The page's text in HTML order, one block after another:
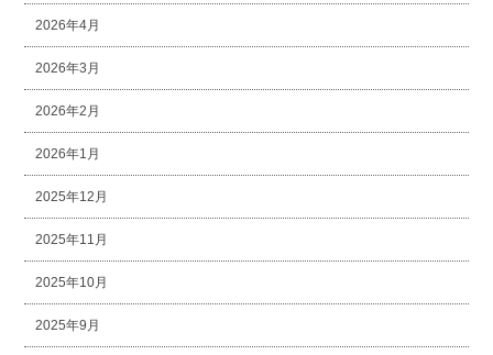
2026年4月
2026年3月
2026年2月
2026年1月
2025年12月
2025年11月
2025年10月
2025年9月